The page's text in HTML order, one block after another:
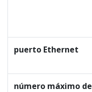
puerto Ethernet
número máximo de